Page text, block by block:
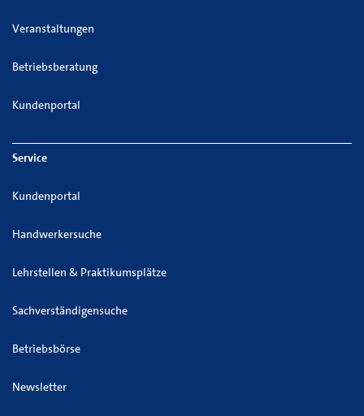
Veranstaltungen
Betriebsberatung
Kundenportal
Service
Kundenportal
Handwerkersuche
Lehrstellen & Praktikumsplätze
Sachverständigensuche
Betriebsbörse
Newsletter